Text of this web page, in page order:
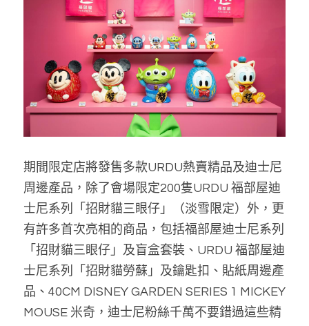
期間限定店將發售多款URDU熱賣精品及迪士尼
周邊產品，除了會場限定200隻URDU 福部屋迪
士尼系列「招財貓三眼仔」（淡雪限定）外，更
有許多首次亮相的商品，包括福部屋迪士尼系列
「招財貓三眼仔」及盲盒套裝、URDU 福部屋迪
士尼系列「招財貓勞蘇」及鑰匙扣、貼紙周邊產
品、40CM DISNEY GARDEN SERIES 1 MICKEY
MOUSE 米奇，迪士尼粉絲千萬不要錯過這些精